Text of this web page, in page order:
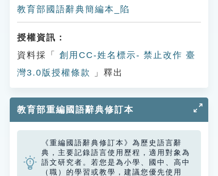
教育部國語辭典簡編本_陷
授權資訊：
資料採「
創用CC-姓名標示- 禁止改作 臺
灣3.0版授權條款
」釋出
教育部重編國語辭典修訂本
《重編國語辭典修訂本》為歷史語言辭
典，主要記錄語言使用歷程，適用對象為
語文研究者。若您是為小學、國中、高中
（職）的學習或教學，建議您優先使用